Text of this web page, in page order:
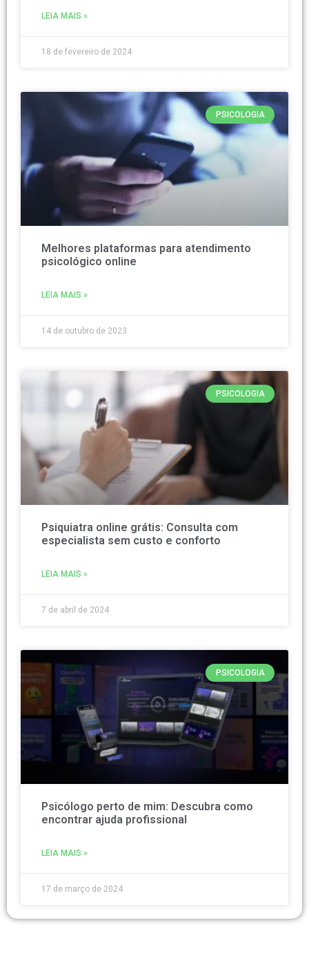
LEIA MAIS »
18 de fevereiro de 2024
PSICOLOGIA
Melhores plataformas para atendimento
psicológico online
LEIA MAIS »
14 de outubro de 2023
PSICOLOGIA
Psiquiatra online grátis: Consulta com
especialista sem custo e conforto
LEIA MAIS »
7 de abril de 2024
PSICOLOGIA
Psicólogo perto de mim: Descubra como
encontrar ajuda profissional
LEIA MAIS »
17 de março de 2024